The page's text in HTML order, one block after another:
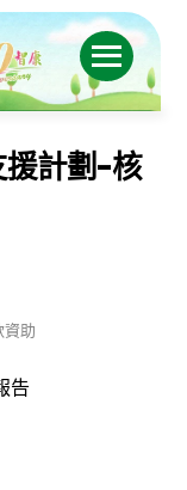
Menu
援計劃-核
資助
告